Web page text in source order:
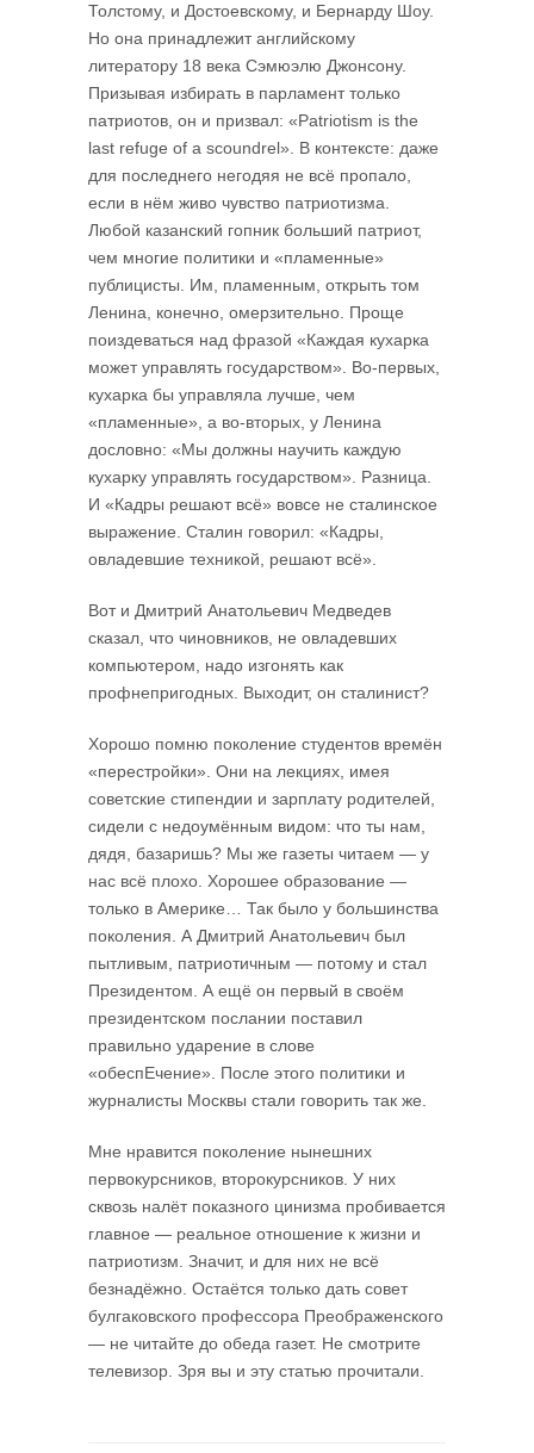
Толстому, и Достоевскому, и Бернарду Шоу.
Но она принадлежит английскому
литератору 18 века Сэмюэлю Джонсону.
Призывая избирать в парламент только
патриотов, он и призвал: «Patriotism is the
last refuge of a scoundrel». В контексте: даже
для последнего негодяя не всё пропало,
если в нём живо чувство патриотизма.
Любой казанский гопник больший патриот,
чем многие политики и «пламенные»
публицисты. Им, пламенным, открыть том
Ленина, конечно, омерзительно. Проще
поиздеваться над фразой «Каждая кухарка
может управлять государством». Во-первых,
кухарка бы управляла лучше, чем
«пламенные», а во-вторых, у Ленина
дословно: «Мы должны научить каждую
кухарку управлять государством». Разница.
И «Кадры решают всё» вовсе не сталинское
выражение. Сталин говорил: «Кадры,
овладевшие техникой, решают всё».
Вот и Дмитрий Анатольевич Медведев
сказал, что чиновников, не овладевших
компьютером, надо изгонять как
профнепригодных. Выходит, он сталинист?
Хорошо помню поколение студентов времён
«перестройки». Они на лекциях, имея
советские стипендии и зарплату родителей,
сидели с недоумённым видом: что ты нам,
дядя, базаришь? Мы же газеты читаем — у
нас всё плохо. Хорошее образование —
только в Америке… Так было у большинства
поколения. А Дмитрий Анатольевич был
пытливым, патриотичным — потому и стал
Президентом. А ещё он первый в своём
президентском послании поставил
правильно ударение в слове
«обеспЕчение». После этого политики и
журналисты Москвы стали говорить так же.
Мне нравится поколение нынешних
первокурсников, второкурсников. У них
сквозь налёт показного цинизма пробивается
главное — реальное отношение к жизни и
патриотизм. Значит, и для них не всё
безнадёжно. Остаётся только дать совет
булгаковского профессора Преображенского
— не читайте до обеда газет. Не смотрите
телевизор. Зря вы и эту статью прочитали.